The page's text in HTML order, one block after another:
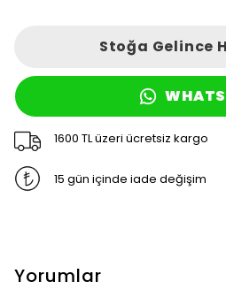
Stoğa Gelince
1600 TL üzeri ücretsiz kargo
15 gün içinde iade değişim
Yorumlar